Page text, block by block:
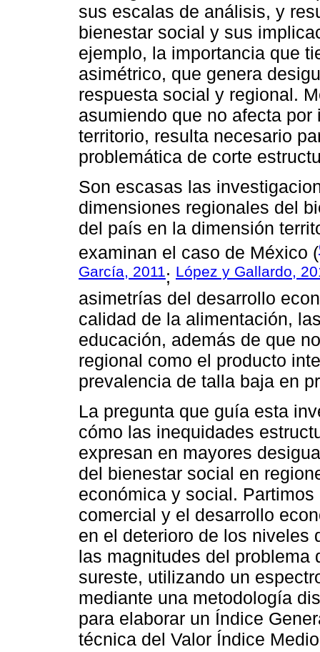
sus escalas de análisis, y
bienestar social y sus
ejemplo, la importancia que
asimétrico, que genera
respuesta social y regional.
asumiendo que no afecta
territorio, resulta necesario
problemática de corte
Son escasas las
dimensiones regionales del
del país en la dimensión
examinan el caso de México (
García, 2011; López y Gallardo,
asimetrías del desarrollo
calidad de la alimentación,
educación, además de que
regional como el producto
prevalencia de talla baja en
La pregunta que guía esta
cómo las inequidades
expresan en mayores
del bienestar social en
económica y social.
comercial y el desarrollo
en el deterioro de los niveles
las magnitudes del problema
sureste, utilizando un
mediante una metodología
para elaborar un Índice
técnica del Valor Índice